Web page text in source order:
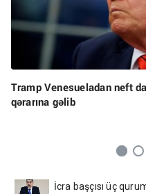
Tramp Venesueladan neft
qərarına gəlib
İcra başçısı üç